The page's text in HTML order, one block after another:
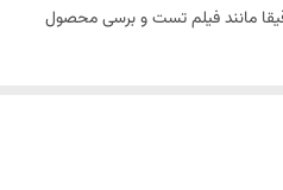
مانند فیلم تست و برسی محصول
متن محصول فیلم تست برسی محصول